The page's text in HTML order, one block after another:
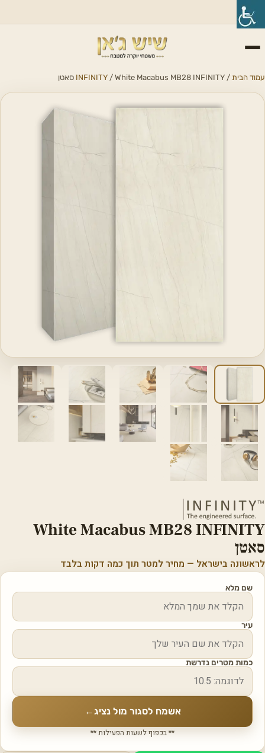
עמוד הבית /
INFINITY / White Macabus MB28 INFINITY סאטן
White Macabus MB28 INFINITY
סאטן
לראשונה בישראל — מחיר למטר תוך כמה דקות בלבד
שם מלא
עיר
כמות מטרים נדרשת
אשמח לסגור מול נציג←
** בכפוף לשעות הפעילות **